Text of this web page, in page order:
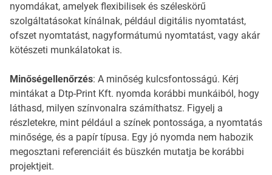
nyomdákat, amelyek flexibilisek és széleskörű
szolgáltatásokat kínálnak, például digitális nyomtatást,
ofszet nyomtatást, nagyformátumú nyomtatást, vagy akár
kötészeti munkálatokat is.
Minőségellenőrzés: A minőség kulcsfontosságú. Kérj
mintákat a Dtp-Print Kft. nyomda korábbi munkáiból, hogy
láthasd, milyen színvonalra számíthatsz. Figyelj a
részletekre, mint például a színek pontossága, a nyomtatás
minősége, és a papír típusa. Egy jó nyomda nem habozik
megosztani referenciáit és büszkén mutatja be korábbi
projektjeit.